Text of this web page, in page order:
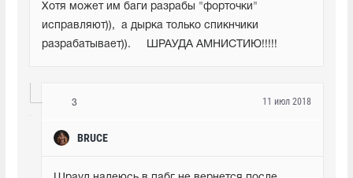
Хотя может им баги разрабы "форточки"
исправляют)),  а дырка только спикнчики
разрабатывает)).     ШРАУДА АМНИСТИЮ!!!!!
3
BRUCE
11 июл 2018